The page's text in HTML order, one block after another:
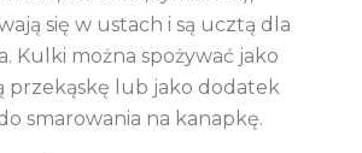
się w ustach i są ucztą dla
Kulki można spożywać jako
przekąskę lub jako dodatek
smarowania na kanapkę.